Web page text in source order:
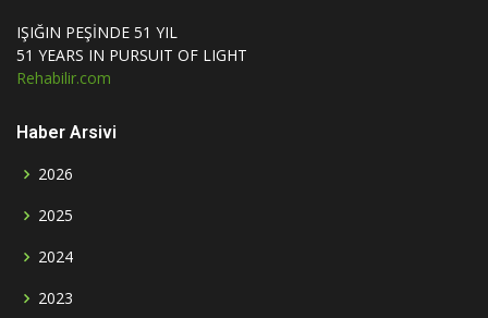
IŞIĞIN PEŞİNDE 51 YIL
51 YEARS IN PURSUIT OF LIGHT
Rehabilir.com
Haber Arsivi
2026
2025
2024
2023